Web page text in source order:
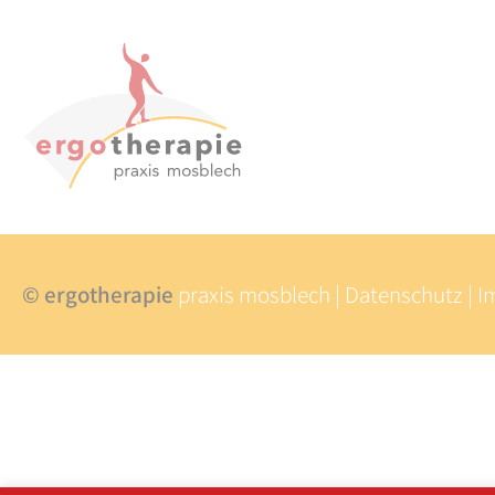
© ergotherapie praxis mosblech Datenschutz